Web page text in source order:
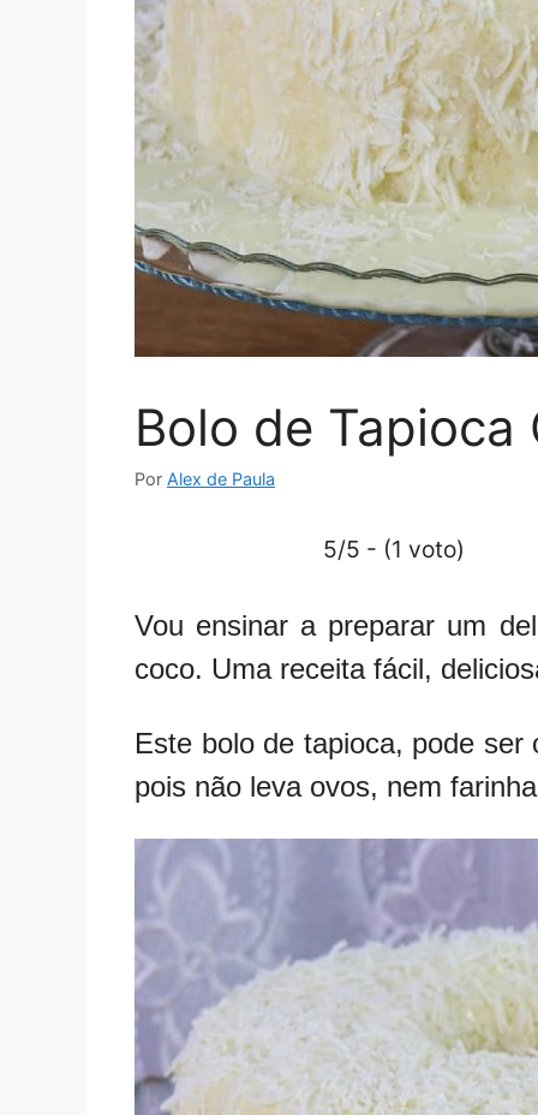
Bolo de Tapioca
Por Alex de Paula
5/5 - (1 voto)
Vou ensinar a preparar um
coco. Uma receita fácil,
Este bolo de tapioca, pode
pois não leva ovos, nem